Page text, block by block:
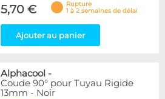
5,70 €
Rupture
1 à 2 semaines de délai
Ajouter au panier
Alphacool -
Coude 90° pour Tuyau Rigide
13mm - Noir